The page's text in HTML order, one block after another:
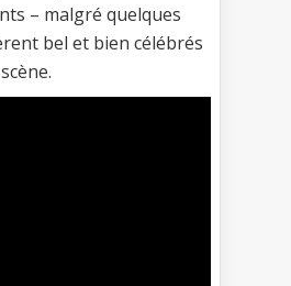
– malgré quelques
bel et bien célébrés